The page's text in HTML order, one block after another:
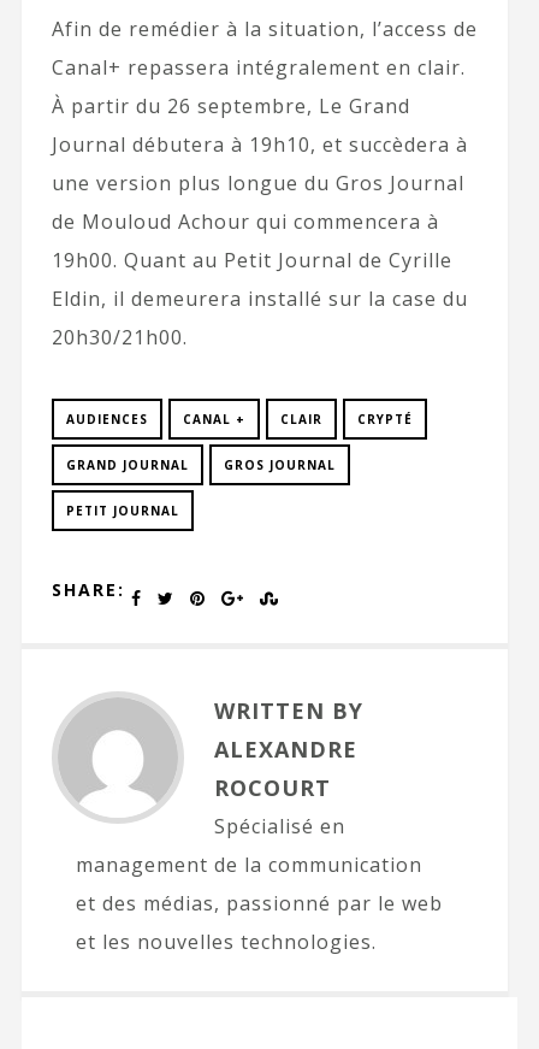
Afin de remédier à la situation, l’access de
Canal+ repassera intégralement en clair.
À partir du 26 septembre, Le Grand
Journal débutera à 19h10, et succèdera à
une version plus longue du Gros Journal
de Mouloud Achour qui commencera à
19h00. Quant au Petit Journal de Cyrille
Eldin, il demeurera installé sur la case du
20h30/21h00.
AUDIENCES CANAL + CLAIR CRYPTÉ
GRAND JOURNAL GROS JOURNAL
PETIT JOURNAL
SHARE:
WRITTEN BY
ALEXANDRE
ROCOURT
Spécialisé en
management de la communication
et des médias, passionné par le web
et les nouvelles technologies.